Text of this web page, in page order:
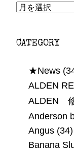
ARCHIVE
CATEGORY
★News
ALDEN
ALDEN
Anderson
Angus(34)
Banana